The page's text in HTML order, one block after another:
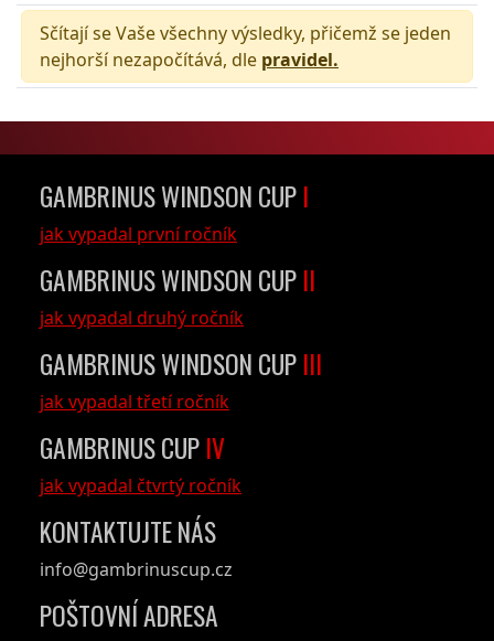
Sčítají se Vaše všechny výsledky, přičemž se jeden
nejhorší nezapočítává, dle pravidel.
GAMBRINUS WINDSON CUP I
jak vypadal první ročník
GAMBRINUS WINDSON CUP II
jak vypadal druhý ročník
GAMBRINUS WINDSON CUP III
jak vypadal třetí ročník
GAMBRINUS CUP IV
jak vypadal čtvrtý ročník
KONTAKTUJTE NÁS
info@gambrinuscup.cz
POŠTOVNÍ ADRESA